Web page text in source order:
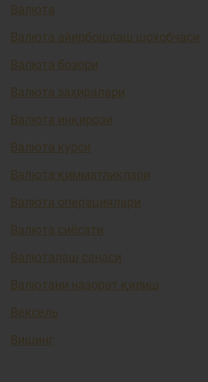
Валюта
Валюта айирбошлаш шохобчаси
Валюта бозори
Валюта заҳиралари
Валюта инқирози
Валюта курси
Валюта қимматликлари
Валюта операциялари
Валюта сиёсати
Валюталаш санаси
Валютани назорат қилиш
Вексель
Вишинг